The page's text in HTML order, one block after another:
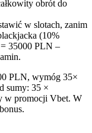
obrót do
w slotach, zanim
(10%
35000 PLN –
PLN, wymóg 35×
sumy: 35 ×
w promocji Vbet. W